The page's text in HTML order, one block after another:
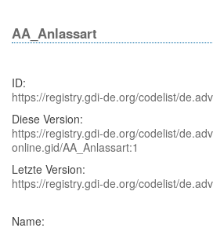
AA_Anlassart
ID:
https://registry.gdi-de.org/codelist/
Diese Version:
https://registry.gdi-de.org/codelist/
online.gid/AA_Anlassart:1
Letzte Version:
https://registry.gdi-de.org/codelist/
Name: